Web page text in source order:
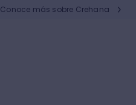
Conoce más sobre Crehana